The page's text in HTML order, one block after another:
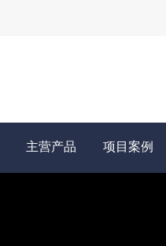
主营产品 项目案例